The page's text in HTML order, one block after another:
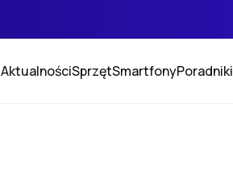
AktualnościSprzętSmartfonyPoradniki